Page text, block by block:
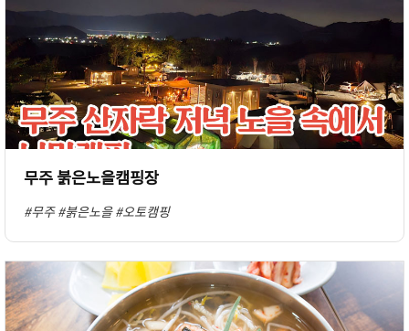
무주 붉은노을캠핑장
#무주 #붉은노을 #오토캠핑